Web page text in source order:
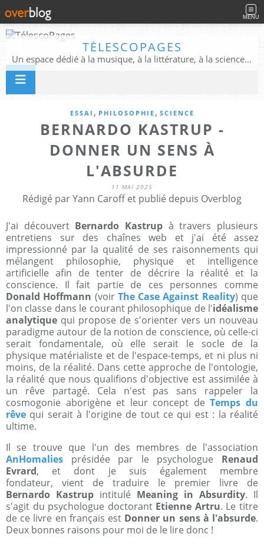
MENU
TÉLESCOPAGES
Un espace dédié à la musique, à la littérature, à la science, à la conscience, et au-delà
ESSAI , PHILOSOPHIE , SCIENCE
BERNARDO KASTRUP -
DONNER UN SENS À
L'ABSURDE
11 MAI 2025
Rédigé par Yann Caroff et publié depuis Overblog
J'ai découvert Bernardo Kastrup à travers plusieurs
entretiens sur des chaînes web et j'ai été assez
impressionné par la qualité de ses raisonnements qui
mélangent philosophie, physique et intelligence
artificielle afin de tenter de décrire la réalité et la
conscience. Il fait partie de ces personnes comme
Donald Hoffmann (voir The Case Against Reality) que
l'on classe dans le courant philosophique de l'idéalisme
analytique qui propose de s'orienter vers un nouveau
paradigme autour de la notion de conscience, où celle-ci
serait fondamentale, où elle serait le socle de la
physique matérialiste et de l'espace-temps, et ni plus ni
moins, de la réalité. Dans cette approche de l'ontologie,
la réalité que nous qualifions d'objective est assimilée à
un rêve partagé. Cela n'est pas sans rappeler la
cosmogonie aborigène et leur concept deTemps du
rêve qui serait à l'origine de tout ce qui est : la réalité
ultime.
Il se trouve que l'un des membres de l'association
AnHomalies présidée par le psychologue Renaud
Evrard, et dont je suis également membre
fondateur, vient de traduire le premier livre de
Bernardo Kastrup intitulé Meaning in Absurdity. Il
s'agit du psychologue doctorant Etienne Artru. Le titre
de ce livre en français est Donner un sens à l'absurde.
Deux bonnes raisons pour moi de le lire donc !